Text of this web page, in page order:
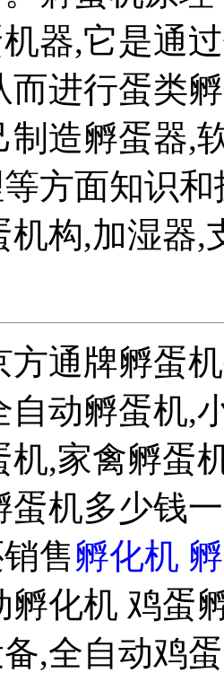
器,它是通
而进行蛋类
制造孵蛋器,
方面知识
机构,加湿器,
通牌孵蛋
自动孵蛋机,
机,家禽孵蛋
蛋机多少钱
售孵化机
孵化机 鸡蛋
,全自动鸡